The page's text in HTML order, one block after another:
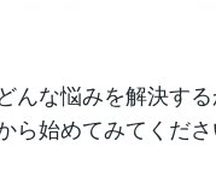
んな悩みを解決す
始めてみてくださ